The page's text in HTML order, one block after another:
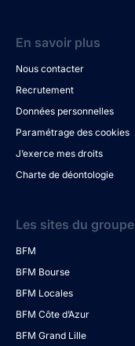
En savoir plus
Nous contacter
Recrutement
Données personnelles
Paramétrage des cookies
J’exerce mes droits
Charte de déontologie
Les sites du groupe
BFM
BFM Bourse
BFM Locales
BFM Côte d’Azur
BFM Grand Lille